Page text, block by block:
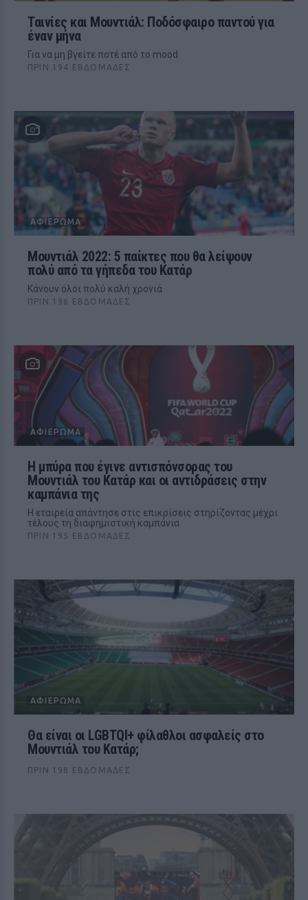
Ταινίες και Μουντιάλ: Ποδόσφαιρο παντού για
έναν μήνα
Για να μη βγείτε ποτέ από το mood
ΠΡΙΝ 194 ΕΒΔΟΜΆΔΕΣ
ΑΦΙΈΡΩΜΑ
Μουντιάλ 2022: 5 παίκτες που θα λείψουν
πολύ από τα γήπεδα του Κατάρ
Κάνουν όλοι πολύ καλή χρονιά
ΠΡΙΝ 196 ΕΒΔΟΜΆΔΕΣ
ΑΦΙΈΡΩΜΑ
Η μπύρα που έγινε αντισπόνσορας του
Μουντιάλ του Κατάρ και οι αντιδράσεις στην
καμπάνια της
Η εταιρεία απάντησε στις επικρίσεις στηρίζοντας μέχρι
τέλους τη διαφημιστική καμπάνια
ΠΡΙΝ 195 ΕΒΔΟΜΆΔΕΣ
ΑΦΙΈΡΩΜΑ
Θα είναι οι LGBTQI+ φίλαθλοι ασφαλείς στο
Μουντιάλ του Κατάρ;
ΠΡΙΝ 198 ΕΒΔΟΜΆΔΕΣ